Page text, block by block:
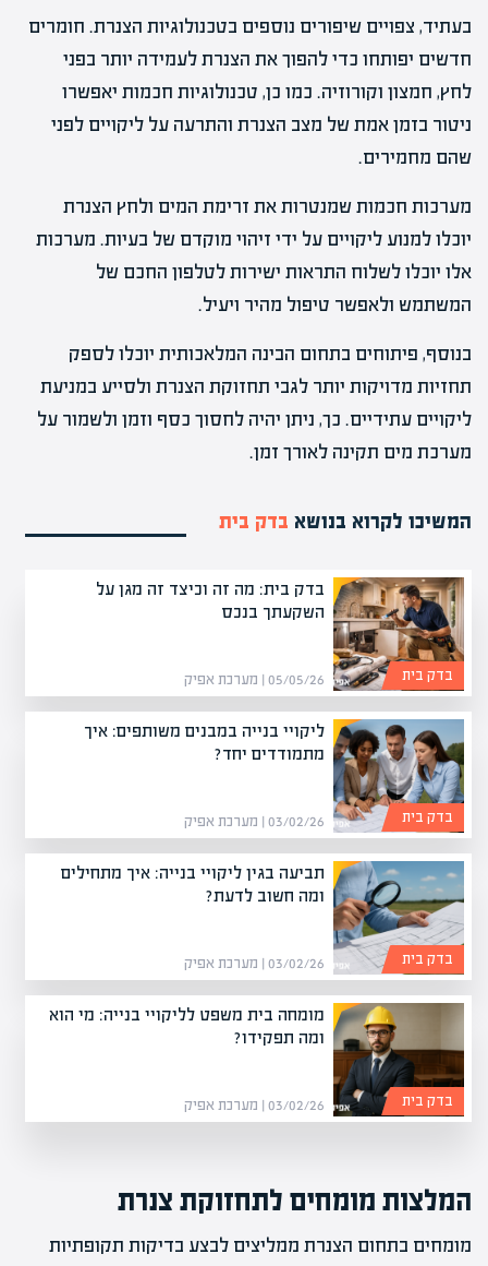
בעתיד, צפויים שיפורים נוספים בטכנולוגיות הצנרת. חומרים
חדשים יפותחו כדי להפוך את הצנרת לעמידה יותר בפני
לחץ, חמצון וקורוזיה. כמו כן, טכנולוגיות חכמות יאפשרו
ניטור בזמן אמת של מצב הצנרת והתרעה על ליקויים לפני
שהם מחמירים.
מערכות חכמות שמנטרות את זרימת המים ולחץ הצנרת
יוכלו למנוע ליקויים על ידי זיהוי מוקדם של בעיות. מערכות
אלו יוכלו לשלוח התראות ישירות לטלפון החכם של
המשתמש ולאפשר טיפול מהיר ויעיל.
בנוסף, פיתוחים בתחום הבינה המלאכותית יוכלו לספק
תחזיות מדויקות יותר לגבי תחזוקת הצנרת ולסייע במניעת
ליקויים עתידיים. כך, ניתן יהיה לחסוך כסף וזמן ולשמור על
מערכת מים תקינה לאורך זמן.
המשיכו לקרוא בנושא בדק בית
בדק בית: מה זה וכיצד זה מגן על
השקעתך בנכס
05/05/26 | מערכת אפיק בדק בית
ליקויי בנייה במבנים משותפים: איך
מתמודדים יחד?
03/02/26 | מערכת אפיק בדק בית
תביעה בגין ליקויי בנייה: איך מתחילים
ומה חשוב לדעת?
03/02/26 | מערכת אפיק בדק בית
מומחה בית משפט לליקויי בנייה: מי הוא
ומה תפקידו?
03/02/26 | מערכת אפיק בדק בית
המלצות מומחים לתחזוקת צנרת
מומחים בתחום הצנרת ממליצים לבצע בדיקות תקופתיות